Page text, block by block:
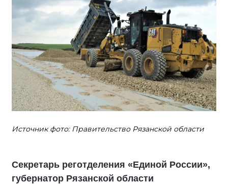
Источник фото: Правительство Рязанской области
Секретарь реготделения «Единой России»,
губернатор Рязанской области